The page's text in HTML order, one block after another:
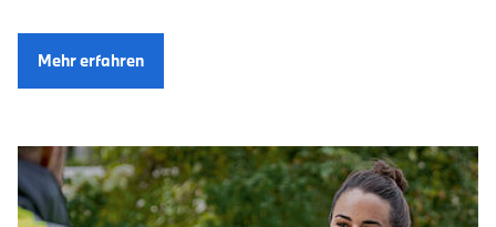
Mehr erfahren